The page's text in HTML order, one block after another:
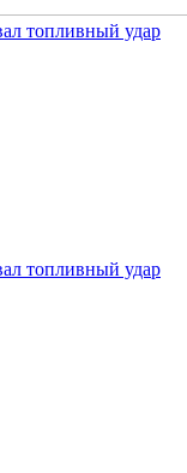
топливный удар
топливный удар